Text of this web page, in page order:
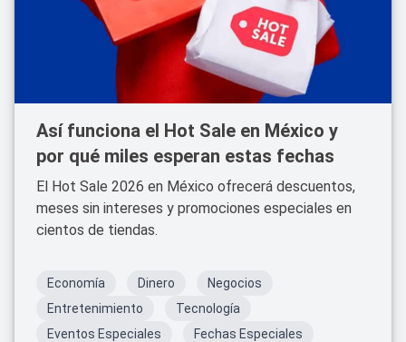
Así funciona el Hot Sale en México y
por qué miles esperan estas fechas
El Hot Sale 2026 en México ofrecerá descuentos,
meses sin intereses y promociones especiales en
cientos de tiendas.
Economía Dinero
Negocios
Entretenimiento
Tecnología
Eventos Especiales
Fechas Especiales